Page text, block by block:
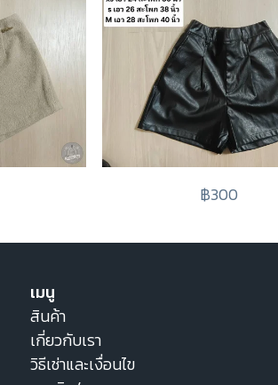
฿300
เมนู
สินค้า
เกี่ยวกับเรา
วิธีเช่าและเงื่อนไข